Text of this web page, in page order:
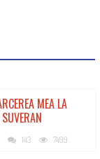
MEA LA
143 7499